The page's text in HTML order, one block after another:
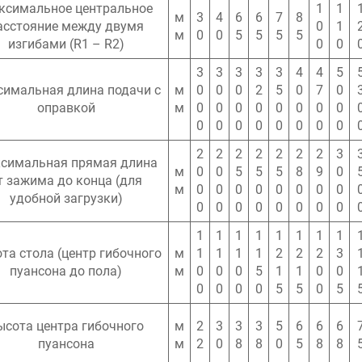
центральное
между двумя
изгибами (R1 – R2)
м
м
3
0
4
0
6
5
6
5
7
5
8
5
1
0
0
1
1
0
1
длина подачи с
оправкой
м
м
3
0
0
0
3
0
0
0
3
0
0
0
3
2
0
0
3
5
0
0
4
0
0
0
4
7
0
0
5
0
0
0
прямая длина
зажима до конца (для
удобной загрузки)
м
м
2
0
0
0
2
0
0
0
2
5
0
0
2
5
0
0
2
5
0
0
2
8
0
0
2
9
0
0
3
0
0
0
стола (центр гибочного
пуансона до пола)
м
м
1
1
0
0
1
1
0
0
1
1
0
0
1
1
5
0
1
2
1
5
1
2
1
5
1
2
0
0
1
3
0
5
1
1
1
центра гибочного
пуансона
м
м
2
2
3
0
3
8
3
8
5
0
6
5
6
8
6
8